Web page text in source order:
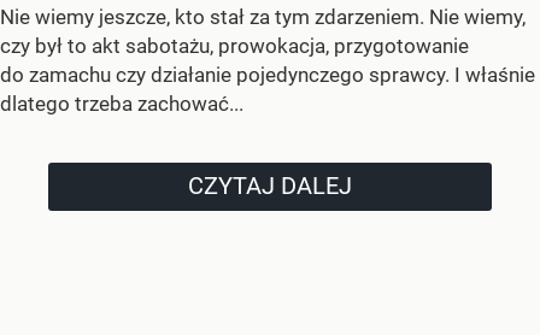
Nie wiemy jeszcze, kto stał za tym zdarzeniem. Nie wiemy,
czy był to akt sabotażu, prowokacja, przygotowanie
do zamachu czy działanie pojedynczego sprawcy. I właśnie
dlatego trzeba zachować...
CZYTAJ DALEJ